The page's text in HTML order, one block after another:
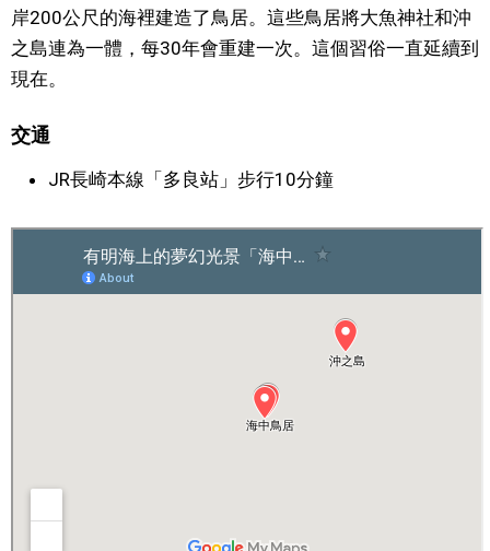
岸200公尺的海裡建造了鳥居。這些鳥居將大魚神社和沖
之島連為一體，每30年會重建一次。這個習俗一直延續到
現在。
交通
JR長崎本線「多良站」步行10分鐘